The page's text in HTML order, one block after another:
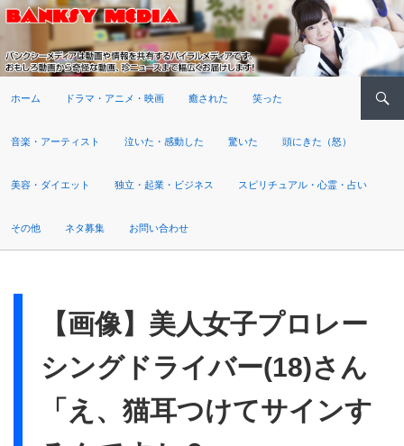
ホーム ドラマ・アニメ・映画 癒された 笑った
音楽・アーティスト 泣いた・感動した 驚いた 頭にきた（怒）
美容・ダイエット 独立・起業・ビジネス スピリチュアル・心霊・占い
その他 ネタ募集 お問い合わせ
【画像】美人女子プロレー
シングドライバー(18)さん
「え、猫耳つけてサインす